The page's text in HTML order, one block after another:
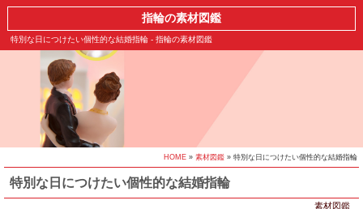
指輪の素材図鑑
特別な日につけたい個性的な結婚指輪 - 指輪の素材図鑑
HOME » 素材図鑑 » 特別な日につけたい個性的な結婚指輪
特別な日につけたい個性的な結婚指輪
素材図鑑